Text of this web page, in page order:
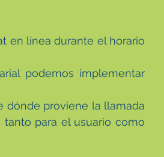
en línea durante el horario
podemos implementar
dónde proviene la llamada
para el usuario como